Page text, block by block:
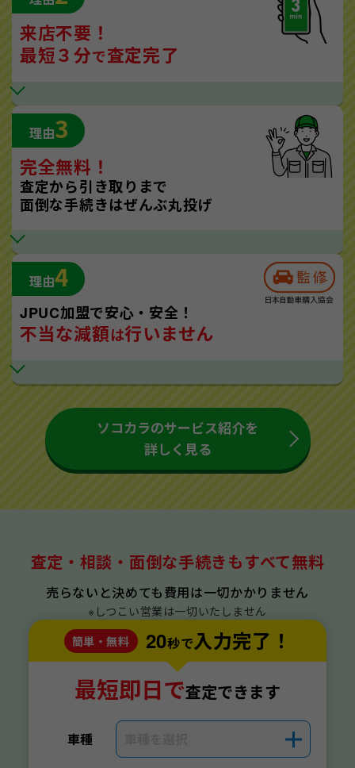
来店不要！
最短３分で査定完了
理由3
完全無料！
査定から引き取りまで
面倒な手続きはぜんぶ丸投げ
理由4
JPUC加盟で安心・安全！
不当な減額は行いません
ソコカラのサービス紹介を
詳しく見る
査定・相談・面倒な手続きもすべて無料
売らないと決めても費用は一切かかりません
※しつこい営業は一切いたしません
簡単・無料
20秒で入力完了！
最短即日で査定できます
車種 ＋